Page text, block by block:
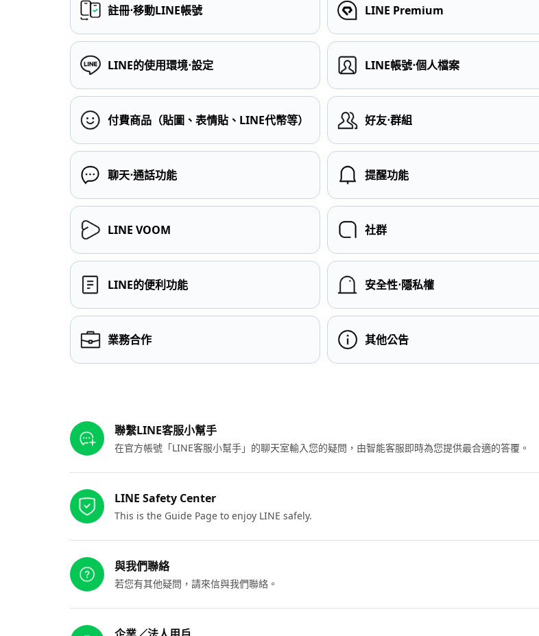
註冊⋅移動LINE帳號 LINE Premium
LINE的使用環境⋅設定 LINE帳號⋅個人檔案
付費商品（貼圖、表情貼、LINE代幣等） 好友⋅群組
聊天⋅通話功能 提醒功能
LINE VOOM 社群
LINE的便利功能 安全性⋅隱私權
業務合作 其他公告
聯繫LINE客服小幫手
在官方帳號「LINE客服小幫手」的聊天室輸入您的疑問，由智能客服即時為您提供最合適的答覆。
LINE Safety Center
This is the Guide Page to enjoy LINE safely.
與我們聯絡
若您有其他疑問，請來信與我們聯絡。